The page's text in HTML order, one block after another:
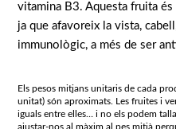
vitamina B3. Aquesta fruita
ja que afavoreix la vista,
immunològic, a més de ser
Els pesos mitjans unitaris de cada
unitat) són aproximats. Les fruites i
iguals entre elles… i no els podem
ajustar-nos al màxim al pes mitjà